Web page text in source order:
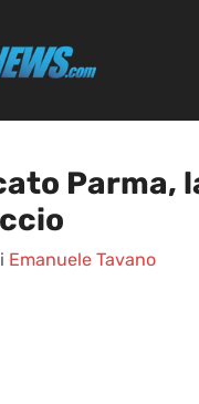
Parma,
Emanuele Tavano